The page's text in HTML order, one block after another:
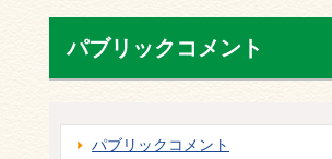
パブリックコメント
パブリックコメント